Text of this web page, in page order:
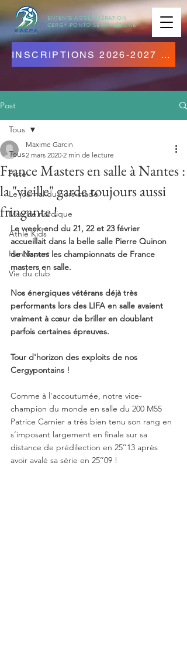
ENTENTE AGGLOMÉRATION
CERGY-PONTOISEATHLÉTISME
INSCRIPTIONS 2026-2027 OUVERTES ! CLIQUEZ ICI !
Post
Tous
Piste
Le journal du hors-stade
Marche nordique
Athlé Kids
Handisport
Vie du club
Tous
France Masters en salle à Nantes :
la "vieille" garde toujours aussi
fringante !
Maxime Garcin
2 mars 2020 2 min de lecture
Le week-end du 21, 22 et 23 février
accueillait dans la belle salle Pierre Quinon
de Nantes les championnats de France
masters en salle.
Nos énergiques vétérans déjà très
performants lors des LIFA en salle avaient
vraiment à cœur de briller en doublant
parfois certaines épreuves.
Tour d'horizon des exploits de nos
Cergypontains !
Comme à l'accoutumée, notre vice-
champion du monde en salle du 200 M55
Patrice Carnier a très bien tenu son rang en
s’imposant largement en finale sur sa
distance de prédilection en 25’’13 après
avoir avalé sa série en 25’’09 !